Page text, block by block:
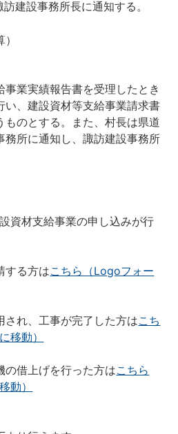
建設事務所長に通知する。
業実績報告書を受理したとき
い、建設資材等支給事業請求書
ものとする。また、村長は県道
務所に通知し、諏訪建設事務所
資材支給事業の申し込みが行
する方はこちら（Logoフォー
され、工事が完了した方はこち
移動）
の借上げを行った方はこちら
動）